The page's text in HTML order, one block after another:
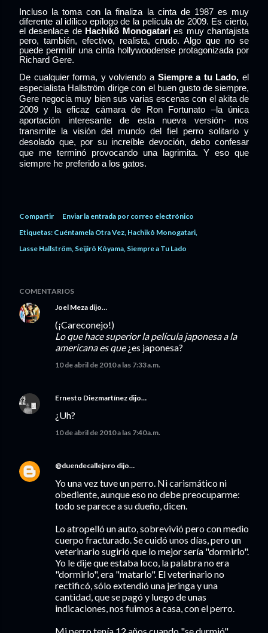
Incluso la toma con la finaliza la cinta de 1987 es muy
diferente al idílico epílogo de la película de 2009. Es cierto,
el desenlace de Hachikô Monogataries muy chantajista
pero, también, efectivo, realista, crudo. Algo que no se
puede permitir una cinta hollywoodense protagonizada por
Richard Gere.
De cualquier forma, y volviendo a Siempre a tu Lado,el
especialista Hallström dirige con el buen gusto de siempre,
Gere negocia muy bien sus varias escenas con el akita de
2009 y la eficaz cámara de Ron Fortunato –la única
aportación interesante de esta nueva versión- nos
transmite la visión del mundo del fiel perro solitario y
desolado que, por su increíble devoción, debo confesar
que me terminó provocando una lagrimita. Y eso que
siempre he preferido a los gatos.
Compartir
Enviar la entrada por correo electrónico
Etiquetas: Cuéntamela Otra Vez Hachikô Monogatari
Lasse Hallström Seijirô Kôyama Siempre a Tu Lado
COMENTARIOS
Joel Meza dijo…
(¡Careconejo!)
Lo que hace superior la película japonesa a la
americana es que¿es japonesa?
10 de abril de 2010 a las 7:33 a.m.
Ernesto Diezmartínez dijo…
¿Uh?
10 de abril de 2010 a las 7:40 a.m.
@duendecallejero dijo…
Yo una vez tuve un perro. Ni carismático ni
obediente, aunque eso no debe preocuparme:
todo se parece a su dueño, dicen.
Lo atropelló un auto, sobrevivió pero con medio
cuerpo fracturado. Se cuidó unos días, pero un
veterinario sugirió que lo mejor sería "dormirlo".
Yo le dije que estaba loco, la palabra no era
"dormirlo", era "matarlo". El veterinario no
rectificó, sólo extendió una jeringa y una
cantidad, que se pagó y luego de unas
indicaciones, nos fuimos a casa, con el perro.